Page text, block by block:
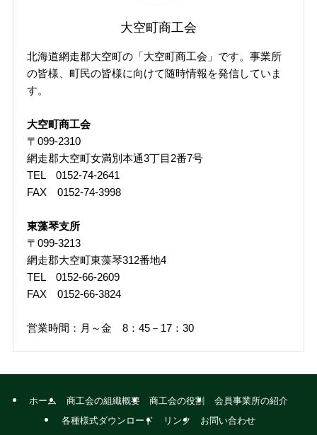
大空町商工会
北海道網走郡大空町の「大空町商工会」です。事業所
の皆様、町民の皆様に向けて随時情報を発信していま
す。
大空町商工会
〒099-2310
網走郡大空町女満別本通3丁目2番7号
TEL 0152-74-2641
FAX 0152-74-3998
東藻琴支所
〒099-3213
網走郡大空町東藻琴312番地4
TEL 0152-66-2609
FAX 0152-66-3824
営業時間：月～金 8：45－17：30
ホーム 商工会の組織概要 商工会の役割
会員事業所の紹介
各種様式ダウンロード
リンク お問い合わせ